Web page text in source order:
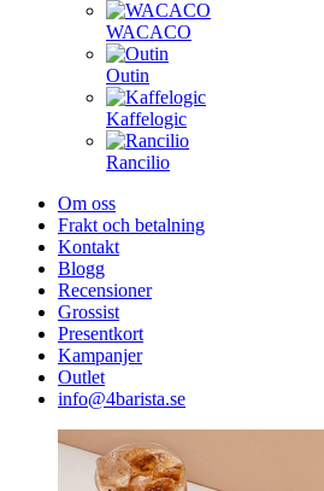
WACACO
Outin
Kaffelogic
Rancilio
Om oss
Frakt och betalning
Kontakt
Blogg
Recensioner
Grossist
Presentkort
Kampanjer
Outlet
info@4barista.se